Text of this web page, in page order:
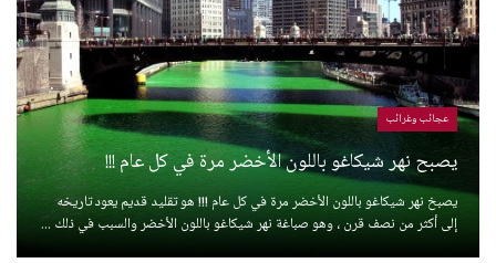
عجائب وغرائب
يصبح نهر شيكاغو باللون الأخضر مرة في كل عام !!!
يصبخ نهر شيكاغو باللون الأخضر مرة في كل عام !!! هو تقليد قديم يعود تاريخه
إلى أكثر من نصف قرن ، وهو صباغة نهر شيكاغو باللون الأخضر والسبب في ذلك ...